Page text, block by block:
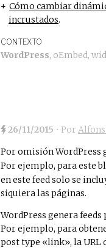
Cómo cambiar
incrustados.
CONTEXTO
WordPress, oEmbed,
26/11/2015 • Por
Por omisión WordPress
Por ejemplo, para este
en este feed solo se
siquiera las páginas.
WordPress genera
Por ejemplo, para
post type «link», la URL